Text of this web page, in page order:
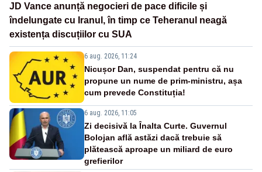
JD Vance anunță negocieri de pace dificile și
îndelungate cu Iranul, în timp ce Teheranul neagă
existența discuțiilor cu SUA
6 aug. 2026, 11:24
Nicușor Dan, suspendat pentru că nu
propune un nume de prim-ministru, așa
cum prevede Constituția!
6 aug. 2026, 11:05
Zi decisivă la Înalta Curte. Guvernul
Bolojan află astăzi dacă trebuie să
plătească aproape un miliard de euro
grefierilor